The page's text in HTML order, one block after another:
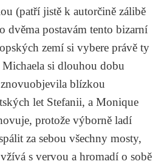
(patří jistě k autorčině zálibě
dvěma postavám tento bizarní
zemí si vybere právě ty
si dlouhou dobu
blízkou
let Stefanii, a Monique
protože výborně ladí
za sebou všechny mosty,
s vervou a hromadí o sobě